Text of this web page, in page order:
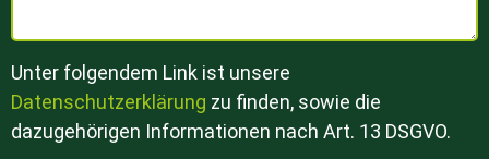
Unter folgendem Link ist unsere
Datenschutzerklärung zu finden, sowie die
dazugehörigen Informationen nach Art. 13 DSGVO.